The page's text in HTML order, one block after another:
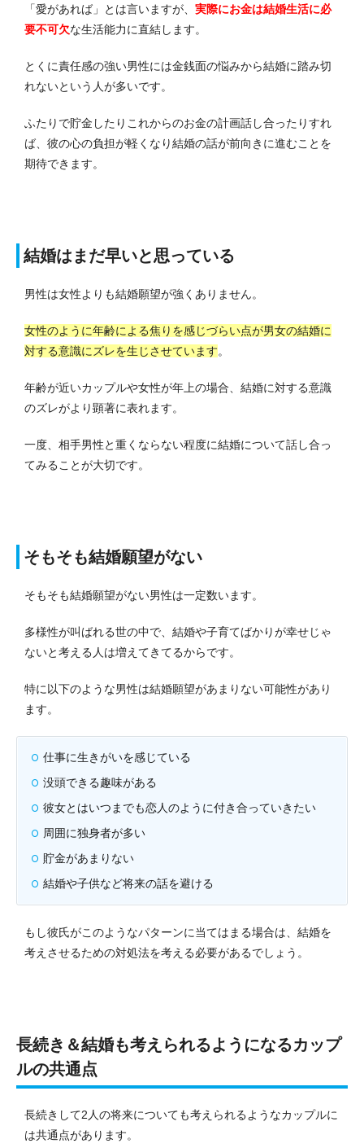
「愛があれば」とは言いますが、 実際にお金は結婚生活に必
要不可欠な生活能力に直結します。
とくに責任感の強い男性には金銭面の悩みから結婚に踏み切
れないという人が多いです。
ふたりで貯金したりこれからのお金の計画話し合ったりすれ
ば、彼の心の負担が軽くなり結婚の話が前向きに進むことを
期待できます。
結婚はまだ早いと思っている
男性は女性よりも結婚願望が強くありません。
女性のように年齢による焦りを感じづらい点が男女の結婚に
対する意識にズレを生じさせています。
年齢が近いカップルや女性が年上の場合、結婚に対する意識
のズレがより顕著に表れます。
一度、相手男性と重くならない程度に結婚について話し合っ
てみることが大切です。
そもそも結婚願望がない
そもそも結婚願望がない男性は一定数います。
多様性が叫ばれる世の中で、結婚や子育てばかりが幸せじゃ
ないと考える人は増えてきてるからです。
特に以下のような男性は結婚願望があまりない可能性があり
ます。
仕事に生きがいを感じている
没頭できる趣味がある
彼女とはいつまでも恋人のように付き合っていきたい
周囲に独身者が多い
貯金があまりない
結婚や子供など将来の話を避ける
もし彼氏がこのようなパターンに当てはまる場合は、結婚を
考えさせるための対処法を考える必要があるでしょう。
長続き＆結婚も考えられるようになるカップ
ルの共通点
長続きして2人の将来についても考えられるようなカップルに
は共通点があります。